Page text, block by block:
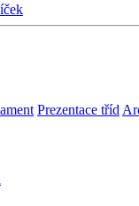
Prezentace tříd